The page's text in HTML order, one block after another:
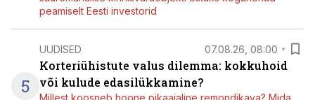
peamiselt Eesti investorid
5
UUDISED 07.08.26, 08:00
Korteriühistute valus dilemma: kokkuhoid
või kulude edasilükkamine?
Millest koosneb hoone pikaajaline remondikava? Mida